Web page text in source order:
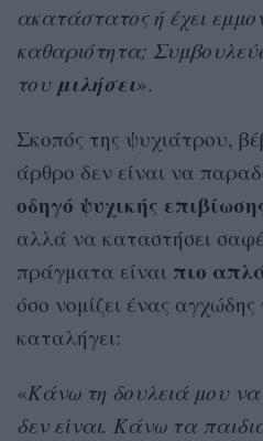
ακατάστατος ή έχει
καθαριότητα;
του μιλήσει».
Σκοπός της ψυχιάτρου,
άρθρο δεν είναι να
οδηγό ψυχικής
αλλά να καταστήσει
πράγματα είναι πιο
όσο νομίζει ένας
καταλήγει:
«Κάνω τη δουλειά μου να
δεν είναι. Κάνω τα